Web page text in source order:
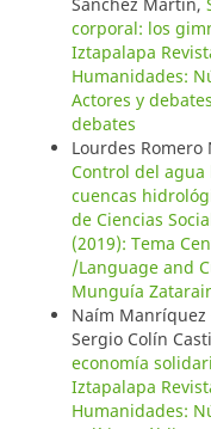
Sánchez Martín,
corporal: los
Iztapalapa
Humanidades:
Actores y
debates
Lourdes
Control del
cuencas
de Ciencias
(2019): Tema
/Language and
Munguía
Naím Manríquez
Sergio Colín
economía
Iztapalapa
Humanidades: